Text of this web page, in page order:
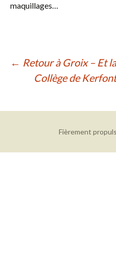
maquillages…
Navigation
← Retour à Groix – Et
Collège de
Fièrement